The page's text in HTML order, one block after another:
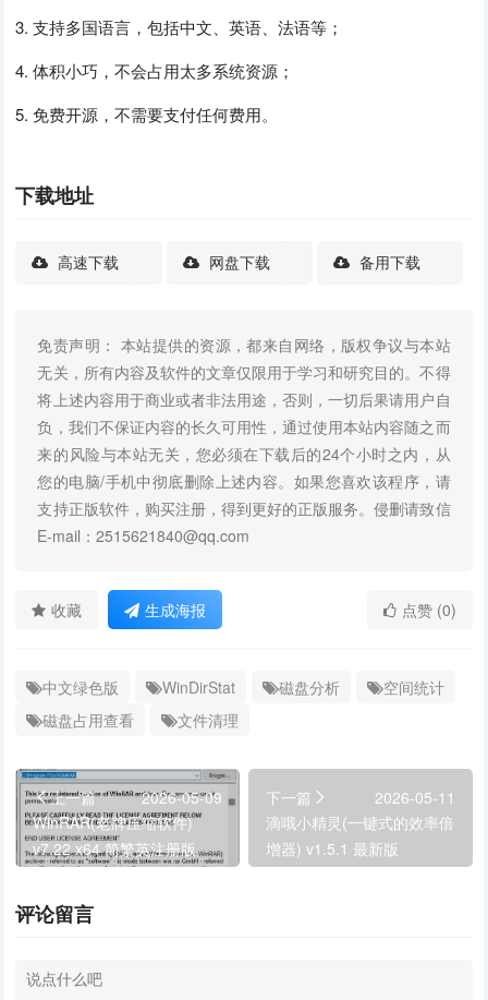
3. 支持多国语言，包括中文、英语、法语等；
4. 体积小巧，不会占用太多系统资源；
5. 免费开源，不需要支付任何费用。
下载地址
高速下载 网盘下载 备用下载
免责声明： 本站提供的资源，都来自网络，版权争议与本站
无关，所有内容及软件的文章仅限用于学习和研究目的。不得
将上述内容用于商业或者非法用途，否则，一切后果请用户自
负，我们不保证内容的长久可用性，通过使用本站内容随之而
来的风险与本站无关，您必须在下载后的24个小时之内，从
您的电脑/手机中彻底删除上述内容。如果您喜欢该程序，请
支持正版软件，购买注册，得到更好的正版服务。侵删请致信
E-mail：2515621840@qq.com
收藏 生成海报 点赞 (0)
中文绿色版 WinDirStat 磁盘分析
空间统计
磁盘占用查看
文件清理
上一篇
2026-05-09
WinRAR(老牌压缩软件)
v7.22 x64 简繁英注册版
下一篇
2026-05-11
滴哦小精灵(一键式的效率倍
增器) v1.5.1 最新版
评论留言